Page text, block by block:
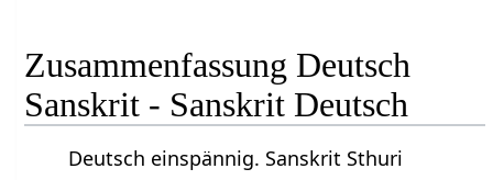
Zusammenfassung Deutsch
Sanskrit - Sanskrit Deutsch
Deutsch einspännig. Sanskrit Sthuri